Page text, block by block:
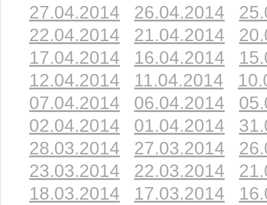
27.04.2014
26.04.2014
22.04.2014
21.04.2014
17.04.2014
16.04.2014
12.04.2014
11.04.2014
07.04.2014
06.04.2014
02.04.2014
01.04.2014
28.03.2014
27.03.2014
23.03.2014
22.03.2014
18.03.2014
17.03.2014